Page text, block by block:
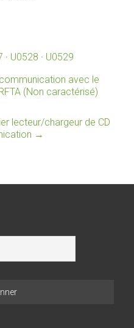
· U0528 · U0529
avec le
(Non caractérisé)
lecteur/chargeur de CD
→